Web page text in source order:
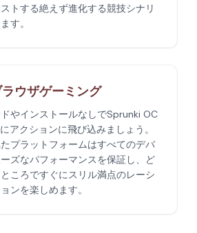
トする絶えず進化する競技シナリ
す。
ウザゲーミング
やインストールなしでSprunki OC
アクションに飛び込みましょう。
プラットフォームはすべてのデバ
ズなパフォーマンスを保証し、ど
ころですぐにスリル満点のレーシ
ンを楽しめます。